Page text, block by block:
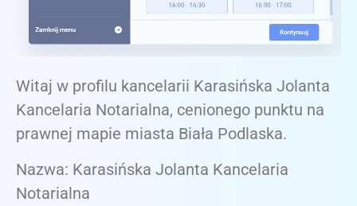
Witaj w profilu kancelarii Karasińska Jolanta
Kancelaria Notarialna, cenionego punktu na
prawnej mapie miasta Biała Podlaska.
Nazwa: Karasińska Jolanta Kancelaria
Notarialna